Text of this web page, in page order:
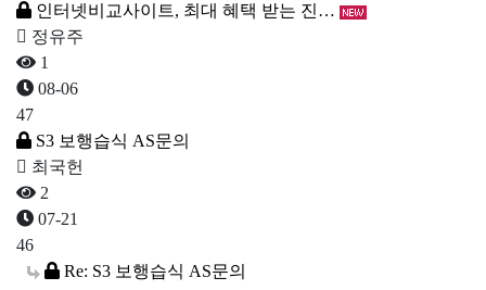
인터넷비교사이트, 최대 혜택 받는 진…
정유주
1
08-06
47
S3 보행습식 AS문의
최국헌
2
07-21
46
Re: S3 보행습식 AS문의